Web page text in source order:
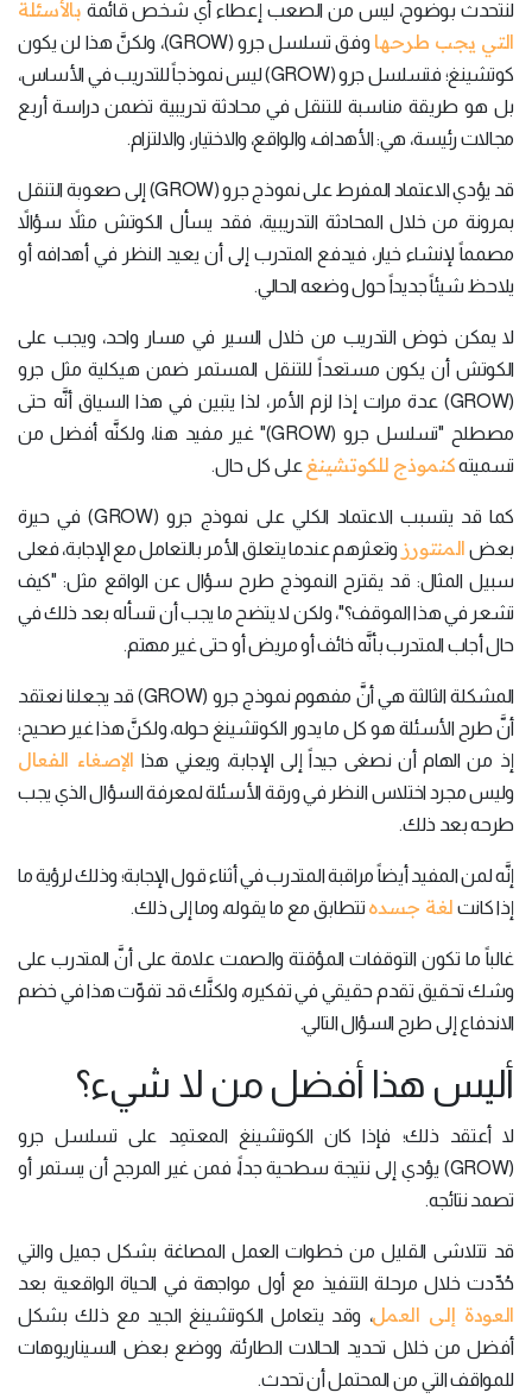
لنتحدث بوضوح، ليس من الصعب إعطاء أي شخص قائمة بالأسئلة
التي يجب طرحها
وفق تسلسل جرو (GROW)، ولكنَّ هذا لن يكون
كوتشينغ؛ فتسلسل جرو (GROW) ليس نموذجاً للتدريب في الأساس،
بل هو طريقة مناسبة للتنقل في محادثة تدريبية تضمن دراسة أربع
مجالات رئيسة، هي: الأهداف، والواقع، والاختيار، والالتزام.
قد يؤدي الاعتماد المفرط على نموذج جرو (GROW) إلى صعوبة التنقل
بمرونة من خلال المحادثة التدريبية، فقد يسأل الكوتش مثلاً سؤالاً
مصمماً لإنشاء خيار، فيدفع المتدرب إلى أن يعيد النظر في أهدافه أو
يلاحظ شيئاً جديداً حول وضعه الحالي.
لا يمكن خوض التدريب من خلال السير في مسار واحد، ويجب على
الكوتش أن يكون مستعداً للتنقل المستمر ضمن هيكلية مثل جرو
(GROW) عدة مرات إذا لزم الأمر، لذا يتبين في هذا السياق أنَّه حتى
مصطلح "تسلسل جرو (GROW)" غير مفيد هنا، ولكنَّه أفضل من
تسميتهكنموذج للكوتشينغ على كل حال.
كما قد يتسبب الاعتماد الكلي على نموذج جرو (GROW) في حيرة
بعض المنتورز وتعثرهم عندما يتعلق الأمر بالتعامل مع الإجابة، فعلى
سبيل المثال: قد يقترح النموذج طرح سؤال عن الواقع مثل: "كيف
تشعر في هذا الموقف؟"، ولكن لا يتضح ما يجب أن تسأله بعد ذلك في
حال أجاب المتدرب بأنَّه خائف أو مريض أو حتى غير مهتم.
المشكلة الثالثة هي أنَّ مفهوم نموذج جرو (GROW) قد يجعلنا نعتقد
أنَّ طرح الأسئلة هو كل ما يدور الكوتشينغ حوله، ولكنَّ هذا غير صحيح؛
إذ من الهام أن نصغى جيداً إلى الإجابة، ويعني هذا الإصغاء الفعال
وليس مجرد اختلاس النظر في ورقة الأسئلة لمعرفة السؤال الذي يجب
طرحه بعد ذلك.
إنَّه لمن المفيد أيضاً مراقبة المتدرب في أثناء قول الإجابة؛ وذلك لرؤية ما
إذا كانت لغة جسده تتطابق مع ما يقوله، وما إلى ذلك.
غالباً ما تكون التوقفات المؤقتة والصمت علامة على أنَّ المتدرب على
وشك تحقيق تقدم حقيقي في تفكيره، ولكنَّك قد تفوِّت هذا في خضم
الاندفاع إلى طرح السؤال التالي.
أليس هذا أفضل من لا شيء؟
لا أعتقد ذلك؛ فإذا كان الكوتشينغ المعتمِد على تسلسل جرو
(GROW) يؤدي إلى نتيجة سطحية جداً، فمن غير المرجح أن يستمر أو
تصمد نتائجه.
قد تتلاشى القليل من خطوات العمل المصاغة بشكل جميل والتي
حُدِّدت خلال مرحلة التنفيذ مع أول مواجهة في الحياة الواقعية بعد
العودة إلى العمل، وقد يتعامل الكوتشينغ الجيد مع ذلك بشكل
أفضل من خلال تحديد الحالات الطارئة، ووضع بعض السيناريوهات
للمواقف التي من المحتمل أن تحدث.